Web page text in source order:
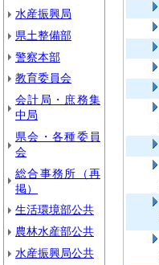
水産振興局
県土整備部
警察本部
教育委員会
会計局・庶務集
中局
県会・各種委員
会
総合事務所（再
掲）
生活環境部公共
農林水産部公共
水産振興局公共